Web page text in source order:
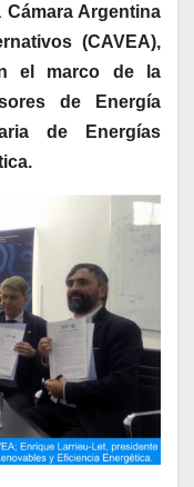
Argentina
(CAVEA),
el marco de la
de Energía
de Energías